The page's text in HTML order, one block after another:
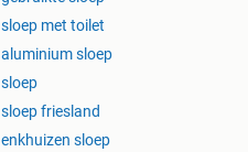
sloep met toilet
aluminium sloep
sloep
sloep friesland
enkhuizen sloep